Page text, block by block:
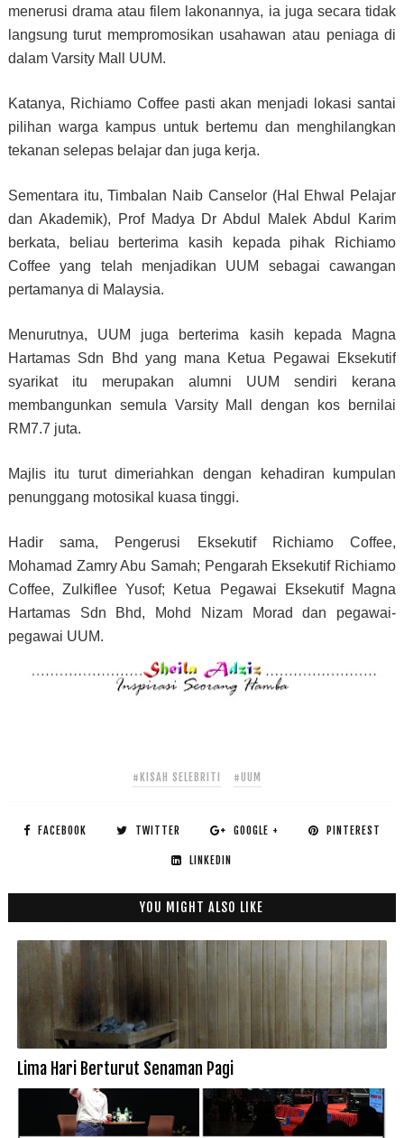
menerusi drama atau filem lakonannya, ia juga secara tidak
langsung turut mempromosikan usahawan atau peniaga di
dalam Varsity Mall UUM.
Katanya, Richiamo Coffee pasti akan menjadi lokasi santai
pilihan warga kampus untuk bertemu dan menghilangkan
tekanan selepas belajar dan juga kerja.
Sementara itu, Timbalan Naib Canselor (Hal Ehwal Pelajar
dan Akademik), Prof Madya Dr Abdul Malek Abdul Karim
berkata, beliau berterima kasih kepada pihak Richiamo
Coffee yang telah menjadikan UUM sebagai cawangan
pertamanya di Malaysia.
Menurutnya, UUM juga berterima kasih kepada Magna
Hartamas Sdn Bhd yang mana Ketua Pegawai Eksekutif
syarikat itu merupakan alumni UUM sendiri kerana
membangunkan semula Varsity Mall dengan kos bernilai
RM7.7 juta.
Majlis itu turut dimeriahkan dengan kehadiran kumpulan
penunggang motosikal kuasa tinggi.
Hadir sama, Pengerusi Eksekutif Richiamo Coffee,
Mohamad Zamry Abu Samah; Pengarah Eksekutif Richiamo
Coffee, Zulkiflee Yusof; Ketua Pegawai Eksekutif Magna
Hartamas Sdn Bhd, Mohd Nizam Morad dan pegawai-
pegawai UUM.
#KISAH SELEBRITI #UUM
FACEBOOK TWITTER GOOGLE + PINTEREST
LINKEDIN
YOU MIGHT ALSO LIKE
Lima Hari Berturut Senaman Pagi